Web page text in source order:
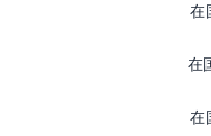
在
在
在